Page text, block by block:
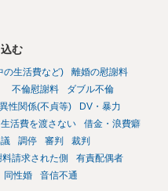
アドバイス等を求めることを
む
の生活費など)
離婚の慰謝料
不倫慰謝料
ダブル不倫
異性関係(不貞等)
DV・暴力
生活費を渡さない
借金・浪費癖
調停 審判
裁判
料請求された側
有責配偶者
同性婚 音信不通